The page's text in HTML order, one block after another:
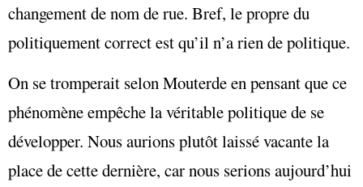
changement de nom de rue. Bref, le propre du
politiquement correct est qu’il n’a rien de politique.
On se tromperait selon Mouterde en pensant que ce
phénomène empêche la véritable politique de se
développer. Nous aurions plutôt laissé vacante la
place de cette dernière, car nous serions aujourd’hui